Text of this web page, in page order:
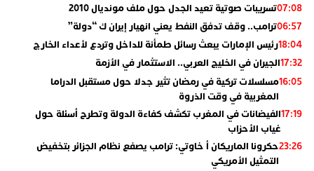
07:08تسريبات صوتية تعيد الجدل حول ملف مونديال 2010
06:57ترامب.. وقف تدفق النفط يعني انهيار إيران ك “دولة”
18:04رئيس الإمارات يبعث رسائل طمأنة للداخل وتردع لأعداء الخارج
17:32الجيران في الخليج العربي.. الاستثمار في الأزمة
16:05مسلسلات تركية في رمضان تثير جدلا حول مستقبل الدراما
المغربية في وقت الذروة
17:19الفيضانات في المغرب تكشف كفاءة الدولة وتطرح أسئلة حول
غياب الأحزاب
23:26حكرونا الماريكان أ خاوتي: ترامب يصفع نظام الجزائر بتخفيض
التمثيل الأمريكي